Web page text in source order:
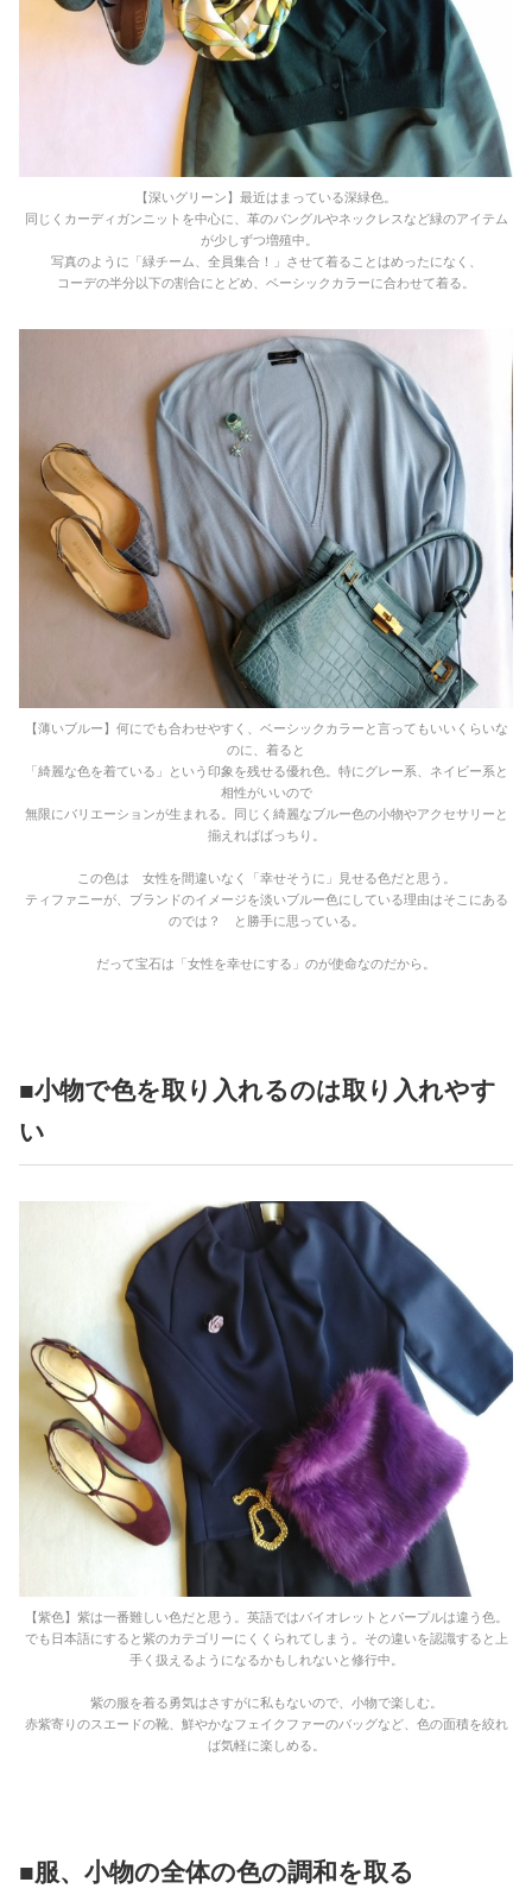
【深いグリーン】最近はまっている深緑色。
同じくカーディガンニットを中心に、革のバングルやネックレスなど緑のアイテム
が少しずつ増殖中。
写真のように「緑チーム、全員集合！」させて着ることはめったになく、
コーデの半分以下の割合にとどめ、ベーシックカラーに合わせて着る。
【薄いブルー】何にでも合わせやすく、ベーシックカラーと言ってもいいくらいな
のに、着ると
「綺麗な色を着ている」という印象を残せる優れ色。特にグレー系、ネイビー系と
相性がいいので
無限にバリエーションが生まれる。同じく綺麗なブルー色の小物やアクセサリーと
揃えればばっちり。
この色は 女性を間違いなく「幸せそうに」見せる色だと思う。
ティファニーが、ブランドのイメージを淡いブルー色にしている理由はそこにある
のでは？ と勝手に思っている。
だって宝石は「女性を幸せにする」のが使命なのだから。
■小物で色を取り入れるのは取り入れやす
い
【紫色】紫は一番難しい色だと思う。英語ではバイオレットとパープルは違う色。
でも日本語にすると紫のカテゴリーにくくられてしまう。その違いを認識すると上
手く扱えるようになるかもしれないと修行中。
紫の服を着る勇気はさすがに私もないので、小物で楽しむ。
赤紫寄りのスエードの靴、鮮やかなフェイクファーのバッグなど、色の面積を絞れ
ば気軽に楽しめる。
■服、小物の全体の色の調和を取る